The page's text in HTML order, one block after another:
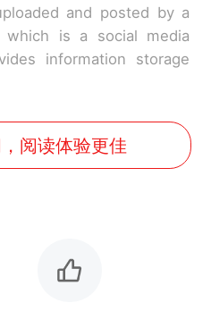
and posted by a
which is a social media
information storage
阅读体验更佳